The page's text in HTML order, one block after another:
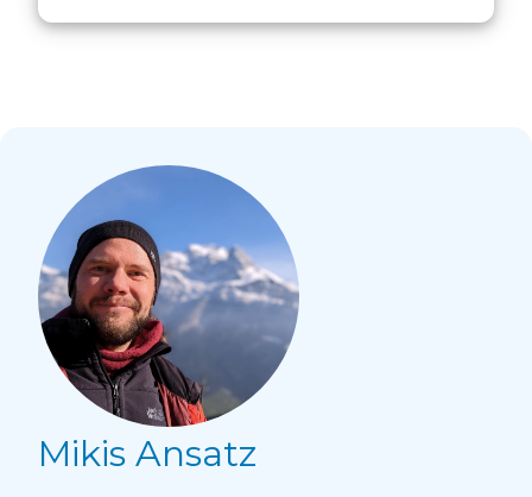
Mikis Ansatz